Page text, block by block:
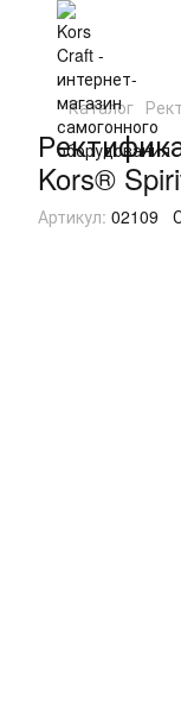
Каталог
Kors®
Артикул: 02109